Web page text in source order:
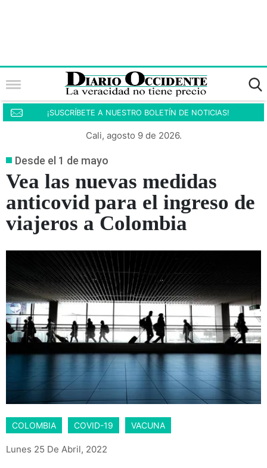
¡SUSCRÍBETE A NUESTRO BOLETÍN DE NOTICIAS!
Cali, agosto 9 de 2026.
Desde el 1 de mayo
Vea las nuevas medidas
anticovid para el ingreso de
viajeros a Colombia
COLOMBIA COVID-19 VACUNA
Lunes 25 De Abril, 2022